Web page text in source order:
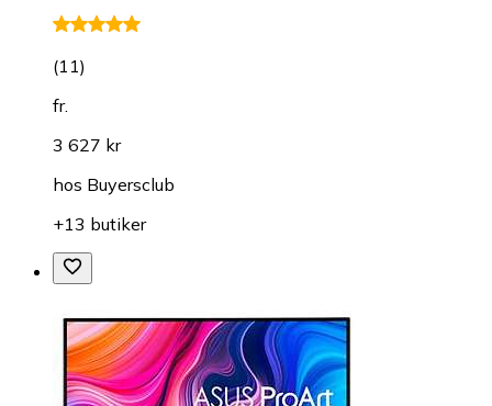
(11)
fr.
3 627 kr
hos Buyersclub
+13 butiker